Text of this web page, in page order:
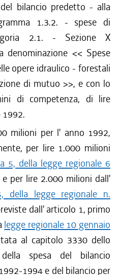
bilancio predetto - alla
1.3.2. - spese di
2.1. - Sezione X
denominazione << Spese
opere idraulico - forestali
di mutuo >>, e con lo
di competenza, di lire
1992.
milioni per l' anno 1992,
per lire 1.000 milioni
5, della legge regionale 6
e per lire 2.000 milioni dall'
della legge regionale n.
dall' articolo 1, primo
legge regionale 10 gennaio
al capitolo 3330 dello
spesa del bilancio
1994 e del bilancio per